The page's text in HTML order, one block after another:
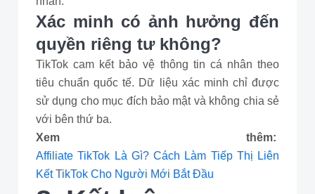
Xác minh có ảnh hưởng đến
quyền riêng tư không?
TikTok cam kết bảo vệ thông tin cá nhân theo
tiêu chuẩn quốc tế. Dữ liệu xác minh chỉ được
sử dụng cho mục đích bảo mật và không chia sẻ
với bên thứ ba.
Xem thêm:
Affiliate TikTok Là Gì? Cách Làm Tiếp Thị Liên
Kết TikTok Cho Người Mới Bắt Đầu